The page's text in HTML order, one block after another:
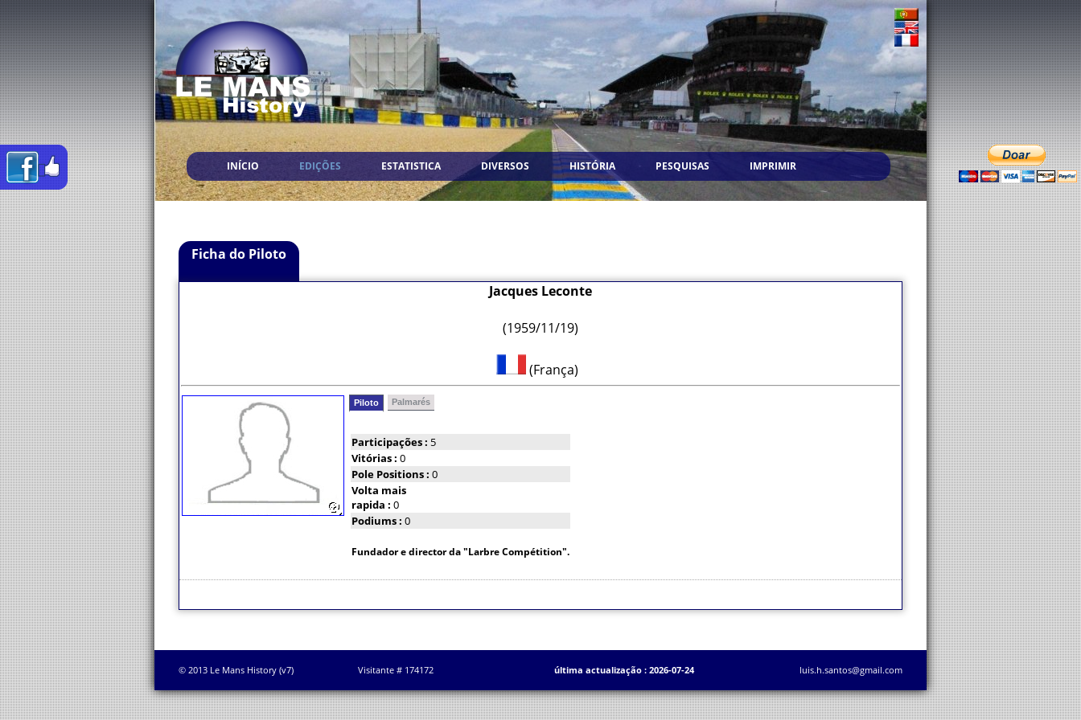
INÍCIO EDIÇÕES ESTATISTICA DIVERSOS HISTÓRIA PESQUISAS IMPRIMIR
Ficha do Piloto
Jacques Leconte
(1959/11/19)
(França)
Piloto Palmarés
Participações : 5
Vitórias : 0
Pole Positions : 0
Volta mais
rapida : 0
Podiums : 0
Fundador e director da "Larbre Compétition".
© 2013 Le Mans History (v7) Visitante # 174172 última actualização : 2026-07-24 luis.h.santos@gmail.com